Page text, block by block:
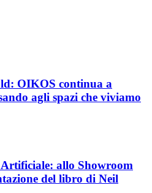
OIKOS continua a
agli spazi che viviamo
allo Showroom
del libro di Neil